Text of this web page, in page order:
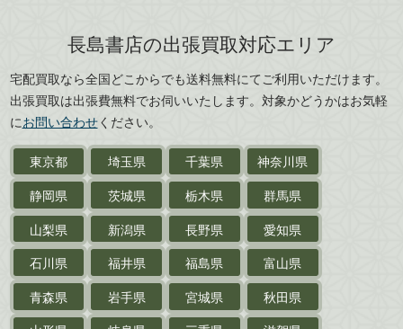
刀剣・鎧・ 甲冑
武道書・武術書
近代文学・
サイン色紙
作家草稿・原稿・肉筆物
探偵小説・推理小説
乗物
鉄道・
電車・バス
島根県
岡山県
徳島県
香川県
愛媛県
長島書店の出張買取対応エリア
宅配買取なら全国どこからでも送料無料にてご利用いただけます。
出張買取は出張費無料でお伺いいたします。対象かどうかはお気軽
にお問い合わせください。
東京都 埼玉県 千葉県
神奈川県
静岡県
茨城県 栃木県
群馬県
山梨県
新潟県 長野県
愛知県
石川県
福井県 福島県
富山県
青森県
岩手県 宮城県
秋田県